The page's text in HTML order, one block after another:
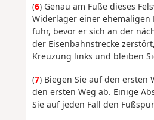
(6) Genau am Fuße dieses
Widerlager einer ehemaligen
fuhr, bevor er sich an der
der Eisenbahnstrecke
Kreuzung links und bleiben
(7) Biegen Sie auf den
den ersten Weg ab. Einige
Sie auf jeden Fall den